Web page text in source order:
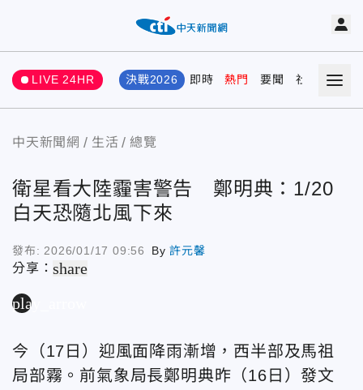
LIVE 24HR 決戰2026 即時 熱門 要聞 社會 娛樂
中天新聞網 生活 總覽
衛星看大陸霾害警告 鄭明典：1/20
白天恐隨北風下來
發布: 2026/01/17 09:56 By許元馨
分享：share
play_arrow
今（17日）迎風面降雨漸增，西半部及馬祖
局部霧。前氣象局長鄭明典昨（16日）發文